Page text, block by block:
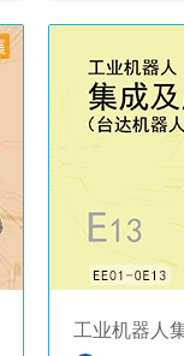
工业机器人